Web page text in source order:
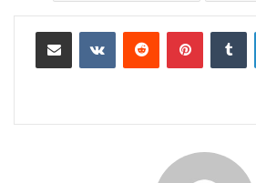
لينكدإن بينتيريست مشاركة عبر البريد